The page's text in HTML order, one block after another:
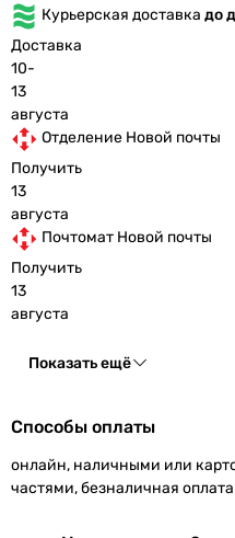
Курьерская доставка до
Доставка
10-
13
августа
Отделение Новой почты
Получить
13
августа
Почтомат Новой почты
Получить
13
августа
Показать ещё
Способы оплаты
онлайн, наличными или
частями, безналичная оплата